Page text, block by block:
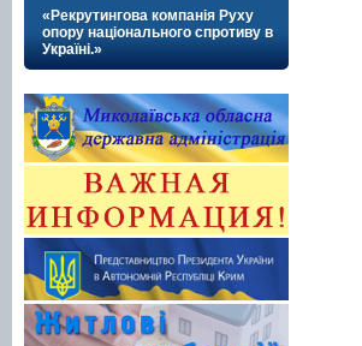
«Рекрутингова компанія Руху
опору національного спротиву в
Україні.»